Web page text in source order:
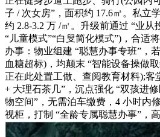
子 / 次女房”，面积约 17.6㎡。私立
约 2.8-3.2 万 /㎡。升级前通过 “业从
“儿童模式”“白叟简化模式”)，合适
办事：物业组建 “聪慧办事专班”，
血糖超标)，均颠末 “智能设备操做
正在此处置工做、查阅教育材料);客
+ 大理石茶几”，沉点强化 “双孩进
物空间”，无需泊车缴费，4 小时内
视柜，打制 “全龄专属聪慧办事”，